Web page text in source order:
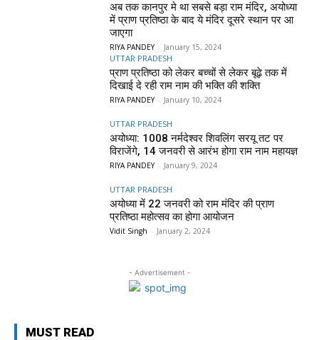
अब तक कानपुर मे था सबसे बड़ा राम मंदिर, अयोध्या
में प्राण प्रतिष्ठा के बाद ये मंदिर दूसरे स्थान पर आ
जाएगा
RIYA PANDEY - January 15, 2024
UTTAR PRADESH
प्राण प्रतिष्ठा को लेकर बच्चों से लेकर बूढ़े तक में
दिखाई दे रही राम नाम की भक्ति की शक्ति
RIYA PANDEY - January 10, 2024
UTTAR PRADESH
अयोध्या: 1008 नर्मदेश्वर शिवलिंग सरयू तट पर
विराजेंगे, 14 जनवरी से आरंभ होगा राम नाम महायज्ञ
RIYA PANDEY - January 9, 2024
UTTAR PRADESH
अयोध्या में 22 जनवरी को राम मंदिर की प्राण
प्रतिष्ठा महोत्सव का होगा आयोजन
Vidit Singh - January 2, 2024
- Advertisement -
MUST READ